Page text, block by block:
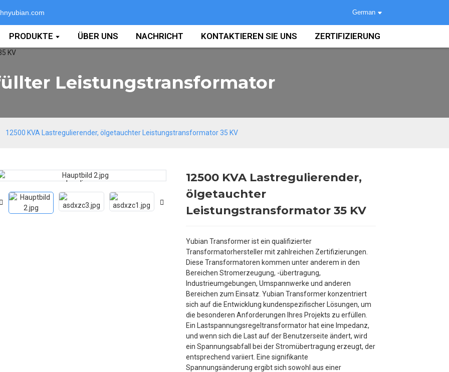
German
PRODUKTE ÜBER UNS NACHRICHT KONTAKTIEREN SIE UNS ZERTIFIZIERUNG
Leistungstransformator
12500 KVA Lastregulierender, ölgetauchter Leistungstransformator 35 KV
Loading...
Loading... Loading...
Loading...
12500 KVA Lastregulierender,
ölgetauchter
Leistungstransformator 35 KV
Yubian Transformer ist ein qualifizierter
Transformatorhersteller mit zahlreichen Zertifizierungen.
Diese Transformatoren kommen unter anderem in den
Bereichen Stromerzeugung, -übertragung,
Industrieumgebungen, Umspannwerke und anderen
Bereichen zum Einsatz. Yubian Transformer konzentriert
sich auf die Entwicklung kundenspezifischer Lösungen, um
die besonderen Anforderungen Ihres Projekts zu erfüllen.
Ein Lastspannungsregeltransformator hat eine Impedanz,
und wenn sich die Last auf der Benutzerseite ändert, wird
ein Spannungsabfall bei der Stromübertragung erzeugt, der
entsprechend variiert. Eine signifikante
Spannungsänderung ergibt sich sowohl aus einer